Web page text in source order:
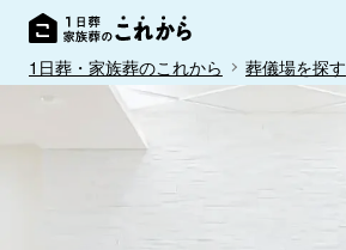
1日葬・家族葬のこれから 葬儀場を探す